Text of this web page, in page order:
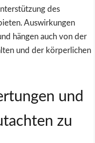
des
Auswirkungen
hängen auch von der
und der körperlichen
und
zu